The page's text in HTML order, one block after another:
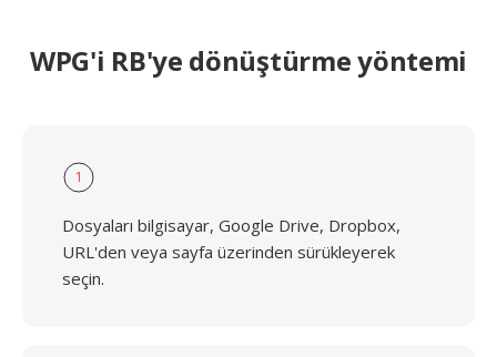
WPG'i RB'ye dönüştürme yöntemi
1
Dosyaları bilgisayar, Google Drive, Dropbox,
URL'den veya sayfa üzerinden sürükleyerek
seçin.